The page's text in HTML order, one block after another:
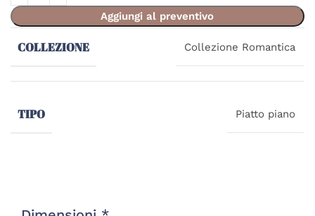
Aggiungi al preventivo
COLLEZIONE Collezione Romantica
TIPO Piatto piano